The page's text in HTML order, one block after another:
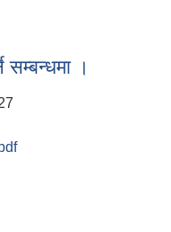
सम्बन्धमा ।